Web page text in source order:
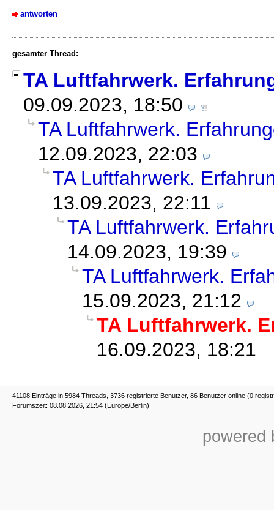
antworten
gesamter Thread:
TA Luftfahrwerk.
09.09.2023, 18:50
TA Luftfahrwerk.
12.09.2023, 22:03
TA Luftfahrwerk.
13.09.2023, 22:11
TA Luftfahrwerk.
14.09.2023, 19:39
TA Luftfahrwerk.
15.09.2023, 21:12
TA Luftfahrwerk.
16.09.2023, 18:21
41108 Einträge in 5984 Threads, 3736 registrierte Benutzer, 86 Benutzer online (0
Forumszeit: 08.08.2026, 21:54 (Europe/Berlin)
powered